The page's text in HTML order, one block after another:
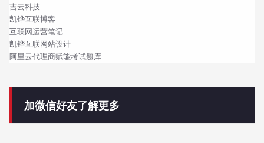
吉云科技
凯铧互联博客
互联网运营笔记
凯铧互联网站设计
阿里云代理商赋能考试题库
加微信好友了解更多